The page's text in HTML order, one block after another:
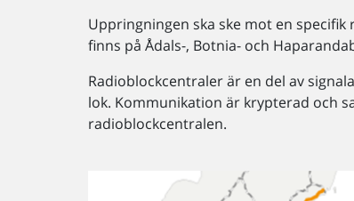
Uppringningen ska ske mot en
finns på Ådals-, Botnia- och
Radioblockcentraler är en del av
lok. Kommunikation är krypterad och
radioblockcentralen.